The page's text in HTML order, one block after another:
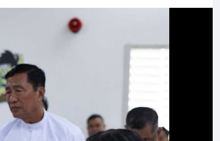
ကုန်)သို့ ရောက်ရှိရာ စာကြည့်တိုက်တာဝန်ရှိသူများက ကြိုဆို
သမိုင်းအကျဉ်း၊ ဒစ်ဂျစ်တယ်စာကြည့်တိုက်လုပ်ငန်း
ည့်တိုက်ဖွင့်လှစ်ထားရှိမှုနှင့် ကျောင်းသား၊ ကျောင်းသူများ
ားရေးလုပ်ငန်းများ၊ စာပေနှင့်အနုပညာမူပိုင်ခွင့်ဆိုင်ရာ
ေါင်းဆောင်ရွက်နေမှုတို့ကိုလည်း ရှင်းလင်းတင်ပြသည်။
းများကို စနစ်တကျ အကောင်အထည်ဖော်ဆောင်ရွက်ရန်လို
ျေးလက်ဒေသများအပါအဝင် အမြို့မြို့အနယ်နယ်၌
ကြားသည်။
အသိပညာဗဟုသုတ ရှာမှီးလိုသူများ စာကြည့်တိုက်များသို့ လာ
ပ်ငန်းများ ကျယ်ကျယ်ပြန့်ပြန့် ဆောင်ရွက်ရမည်